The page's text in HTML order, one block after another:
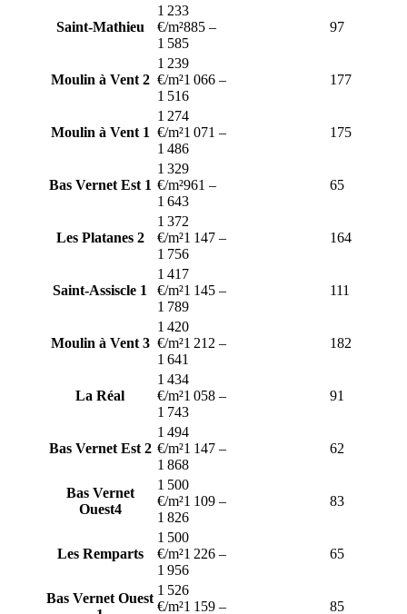
Saint-Mathieu
1 233
€/m²885 –
1 585
97
Moulin à Vent 2
1 239
€/m²1 066 –
1 516
177
Moulin à Vent 1
1 274
€/m²1 071 –
1 486
175
Bas Vernet Est 1
1 329
€/m²961 –
1 643
65
Les Platanes 2
1 372
€/m²1 147 –
1 756
164
Saint-Assiscle 1
1 417
€/m²1 145 –
1 789
111
Moulin à Vent 3
1 420
€/m²1 212 –
1 641
182
La Réal
1 434
€/m²1 058 –
1 743
91
Bas Vernet Est 2
1 494
€/m²1 147 –
1 868
62
Bas Vernet
Ouest4
1 500
€/m²1 109 –
1 826
83
Les Remparts
1 500
€/m²1 226 –
1 956
65
Bas Vernet Ouest
1 526
€/m²1 159 –
85